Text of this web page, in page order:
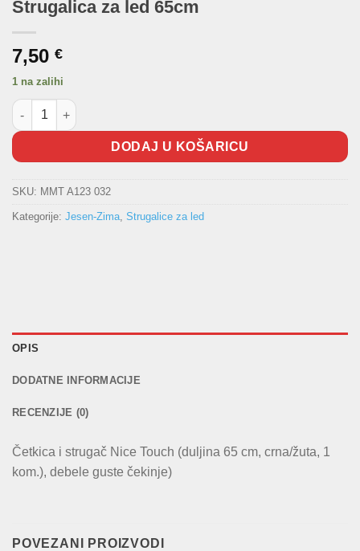
Strugalica za led 65cm
7,50 €
1 na zalihi
Strugalica za led 65cm količina
DODAJ U KOŠARICU
SKU: MMT A123 032
Kategorije: Jesen-Zima, Strugalice za led
OPIS
DODATNE INFORMACIJE
RECENZIJE (0)
Četkica i strugač Nice Touch (duljina 65 cm, crna/žuta, 1
kom.), debele guste čekinje)
POVEZANI PROIZVODI